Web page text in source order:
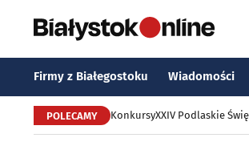
Firmy z Białegostoku Wiadomości
POLECAMY KonkursyXXIV Podlaskie